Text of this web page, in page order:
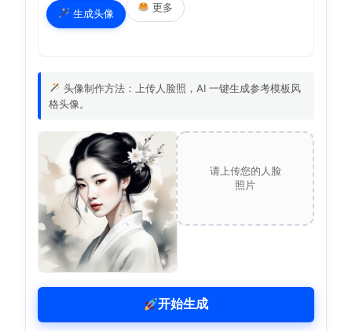
生成头像
更多
头像制作方法：上传人脸照，AI 一键生成参考模板风
格头像。
请上传您的人脸
照片
开始生成